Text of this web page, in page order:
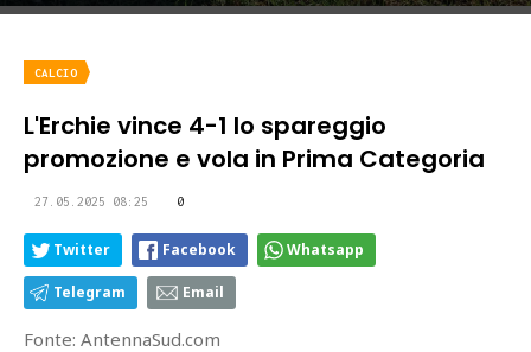
CALCIO
L'Erchie vince 4-1 lo spareggio
promozione e vola in Prima Categoria
27.05.2025 08:25 0
Twitter Facebook Whatsapp
Telegram Email
Fonte: AntennaSud.com